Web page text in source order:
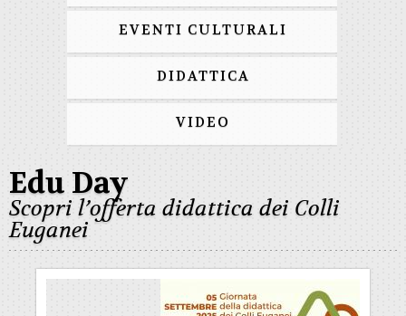
EVENTI CULTURALI
DIDATTICA
VIDEO
Edu Day
Scopri l’offerta didattica dei Colli
Euganei